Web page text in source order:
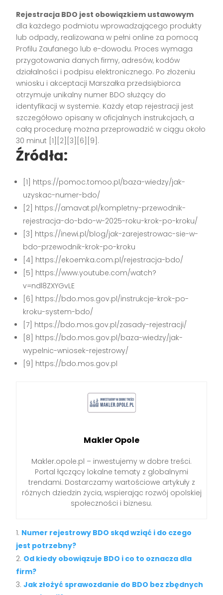
Rejestracja BDO jest obowiązkiem ustawowym
dla każdego podmiotu wprowadzającego produkty
lub odpady, realizowana w pełni online za pomocą
Profilu Zaufanego lub e-dowodu. Proces wymaga
przygotowania danych firmy, adresów, kodów
działalności i podpisu elektronicznego. Po złożeniu
wniosku i akceptacji Marszałka przedsiębiorca
otrzymuje unikalny numer BDO służący do
identyfikacji w systemie. Każdy etap rejestracji jest
szczegółowo opisany w oficjalnych instrukcjach, a
całą procedurę można przeprowadzić w ciągu około
30 minut [1][2][3][6][9] .
Źródła:
[1] https://pomoc.tomoo.pl/baza-wiedzy/jak-
uzyskac-numer-bdo/
[2] https://amavat.pl/kompletny-przewodnik-
rejestracja-do-bdo-w-2025-roku-krok-po-kroku/
[3] https://inewi.pl/blog/jak-zarejestrowac-sie-w-
bdo-przewodnik-krok-po-kroku
[4] https://ekoemka.com.pl/rejestracja-bdo/
[5] https://www.youtube.com/watch?
v=ndl8ZXYGvLE
[6] https://bdo.mos.gov.pl/instrukcje-krok-po-
kroku-system-bdo/
[7] https://bdo.mos.gov.pl/zasady-rejestracji/
[8] https://bdo.mos.gov.pl/baza-wiedzy/jak-
wypelnic-wniosek-rejestrowy/
[9] https://bdo.mos.gov.pl
Makler Opole
Makler.opole.pl – inwestujemy w dobre treści.
Portal łączący lokalne tematy z globalnymi
trendami. Dostarczamy wartościowe artykuły z
różnych dziedzin życia, wspierając rozwój opolskiej
społeczności i biznesu.
Numer rejestrowy BDO skąd wziąć i do czego
jest potrzebny?
Od kiedy obowiązuje BDO i co to oznacza dla
firm?
Jak złożyć sprawozdanie do BDO bez zbędnych